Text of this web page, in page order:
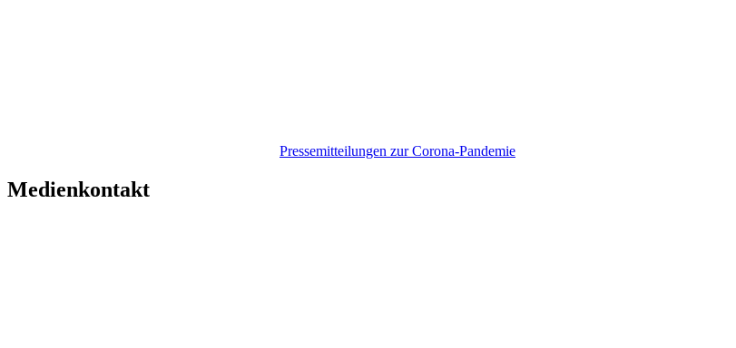
Pressemitteilungen zur Corona-Pandemie
Medienkontakt